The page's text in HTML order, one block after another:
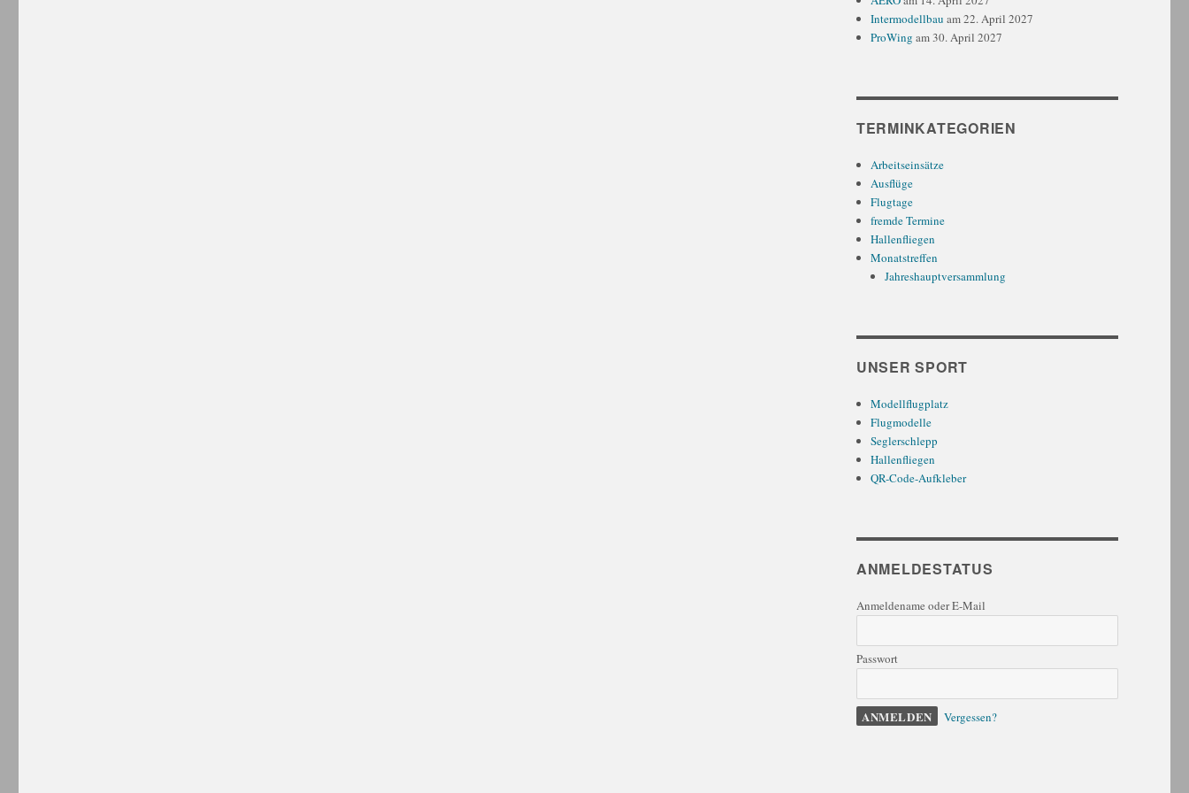
Intermodellbau am 22. April 2027
ProWing am 30. April 2027
TERMINKATEGORIEN
Arbeitseinsätze
Ausflüge
Flugtage
fremde Termine
Hallenfliegen
Monatstreffen
Jahreshauptversammlung
UNSER SPORT
Modellflugplatz
Flugmodelle
Seglerschlepp
Hallenfliegen
QR-Code-Aufkleber
ANMELDESTATUS
Anmeldename oder E-Mail
Passwort
Vergessen?